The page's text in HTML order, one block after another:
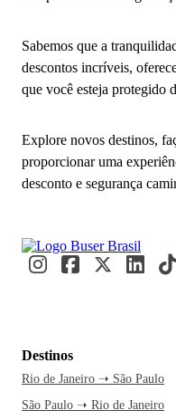
Sabemos que a
descontos incríveis,
que você esteja protegido
Explore novos destinos,
proporcionar uma
desconto e segurança
Destinos
Rio de Janeiro ➝ São Paulo
São Paulo ➝ Rio de Janeiro